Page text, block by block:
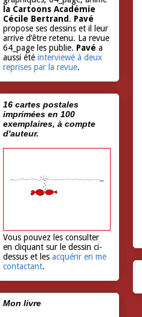
la Cartoons Académie
Cécile Bertrand. Pavé
propose ses dessins et il leur
arrive d’être retenu. La revue
64_page les publie. Pavé a
aussi été interviewé à deux
reprises par la revue.
16 cartes postales
imprimées en 100
exemplaires, à compte
d'auteur.
Vous pouvez les consulter
en cliquant sur le dessin ci-
dessus et les acquérir en me
contactant.
Mon livre